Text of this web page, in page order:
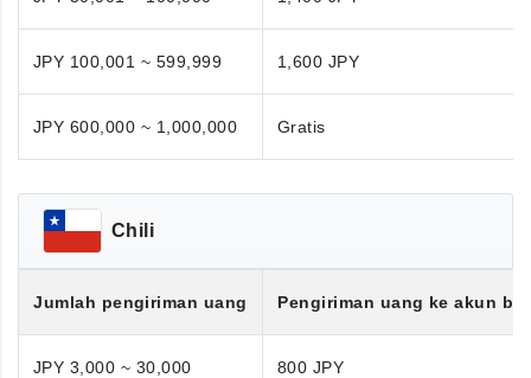
JPY 100,001 ~ 599,999 1,600 JPY
JPY 600,000 ~ 1,000,000 Gratis
Chili
Jumlah pengiriman uang Pengiriman uang ke akun
JPY 3,000 ~ 30,000 800 JPY